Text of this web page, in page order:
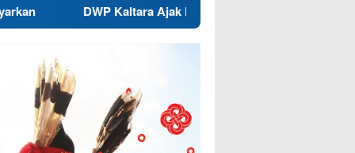
Kaltara Ajak Perkuat Peran Keluarga dan Sekolah Cegah